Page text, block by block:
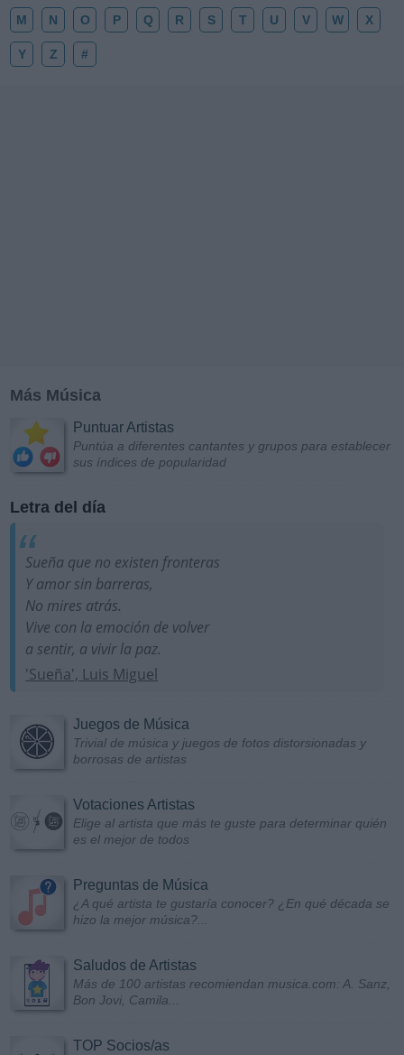
M N O P Q R S T U V W X
Y Z #
Más Música
Puntuar Artistas
Puntúa a diferentes cantantes y grupos para establecer
sus índices de popularidad
Letra del día
Sueña que no existen fronteras
Y amor sin barreras,
No mires atrás.
Vive con la emoción de volver
a sentir, a vivir la paz.
'Sueña', Luis Miguel
Juegos de Música
Trivial de música y juegos de fotos distorsionadas y
borrosas de artistas
Votaciones Artistas
Elige al artista que más te guste para determinar quién
es el mejor de todos
Preguntas de Música
¿A qué artista te gustaría conocer? ¿En qué década se
hizo la mejor música?...
Saludos de Artistas
Más de 100 artistas recomiendan musica.com: A. Sanz,
Bon Jovi, Camila...
TOP Socios/as